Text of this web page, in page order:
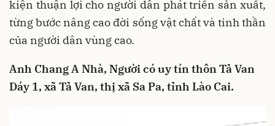
kiện thuận lợi cho người dân phát triển sản xuất,
từng bước nâng cao đời sống vật chất và tinh thần
của người dân vùng cao.
Anh Chang A Nhà, Người có uy tín thôn Tả Van
Dáy 1, xã Tả Van, thị xã Sa Pa, tỉnh Lào Cai.